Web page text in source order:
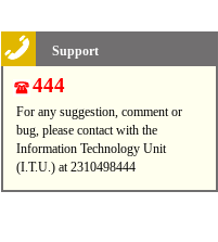
Support
444
For any suggestion, comment or
bug, please contact with the
Information Technology Unit
(I.T.U.) at 2310498444